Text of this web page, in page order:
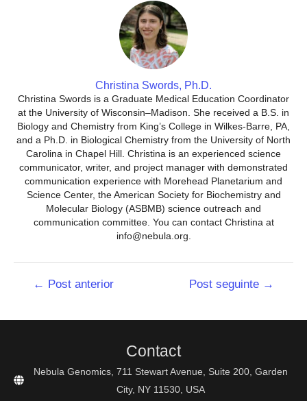
Christina Swords, Ph.D.
Christina Swords is a Graduate Medical Education Coordinator
at the University of Wisconsin–Madison. She received a B.S. in
Biology and Chemistry from King’s College in Wilkes-Barre, PA,
and a Ph.D. in Biological Chemistry from the University of North
Carolina in Chapel Hill. Christina is an experienced science
communicator, writer, and project manager with demonstrated
communication experience with Morehead Planetarium and
Science Center, the American Society for Biochemistry and
Molecular Biology (ASBMB) science outreach and
communication committee. You can contact Christina at
info@nebula.org.
Navegação
← Post anterior Post seguinte →
Contact
Nebula Genomics, 711 Stewart Avenue, Suite 200, Garden
City, NY 11530, USA